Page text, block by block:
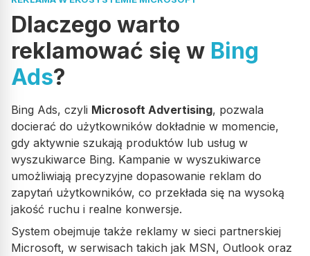
eMAG ADS
Erli ADS
SEO
Bing ADS
TikTok ADS
Pinterest ADS
Sklepy internetowe
Dlaczego warto
reklamować się w Bing
Ads?
Bing Ads, czyli Microsoft Advertising, pozwala
docierać do użytkowników dokładnie w momencie,
gdy aktywnie szukają produktów lub usług w
wyszukiwarce Bing. Kampanie w wyszukiwarce
umożliwiają precyzyjne dopasowanie reklam do
zapytań użytkowników, co przekłada się na wysoką
jakość ruchu i realne konwersje.
System obejmuje także reklamy w sieci partnerskiej
Microsoft, w serwisach takich jak MSN, Outlook oraz